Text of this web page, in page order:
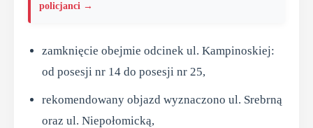
policjanci →
zamknięcie obejmie odcinek ul. Kampinoskiej:
od posesji nr 14 do posesji nr 25,
rekomendowany objazd wyznaczono ul. Srebrną
oraz ul. Niepołomicką,